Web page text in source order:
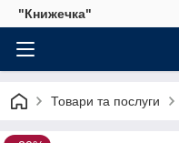
"Книжечка"
Товари та послуги